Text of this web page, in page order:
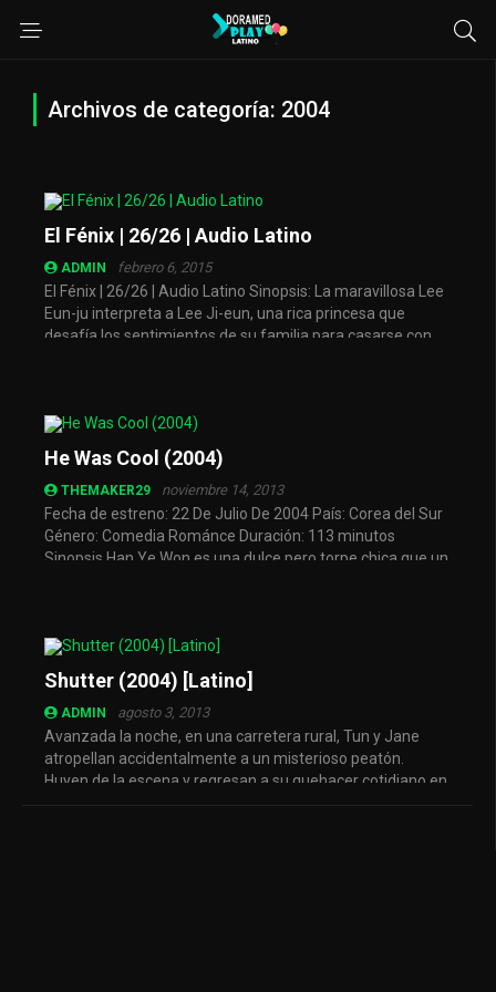
Archivos de categoría: 2004
El Fénix | 26/26 | Audio Latino
ADMIN febrero 6, 2015
El Fénix | 26/26 | Audio Latino Sinopsis: La maravillosa Lee
Eun-ju interpreta a Lee Ji-eun, una rica princesa que
desafía los sentimientos de su familia para casarse con
He Was Cool (2004)
THEMAKER29 noviembre 14, 2013
Fecha de estreno: 22 De Julio De 2004 País: Corea del Sur
Género: Comedia Románce Duración: 113 minutos
Sinopsis Han Ye Won es una dulce pero torpe chica que un
Shutter (2004) [Latino]
ADMIN agosto 3, 2013
Avanzada la noche, en una carretera rural, Tun y Jane
atropellan accidentalmente a un misterioso peatón.
Huyen de la escena y regresan a su quehacer cotidiano en